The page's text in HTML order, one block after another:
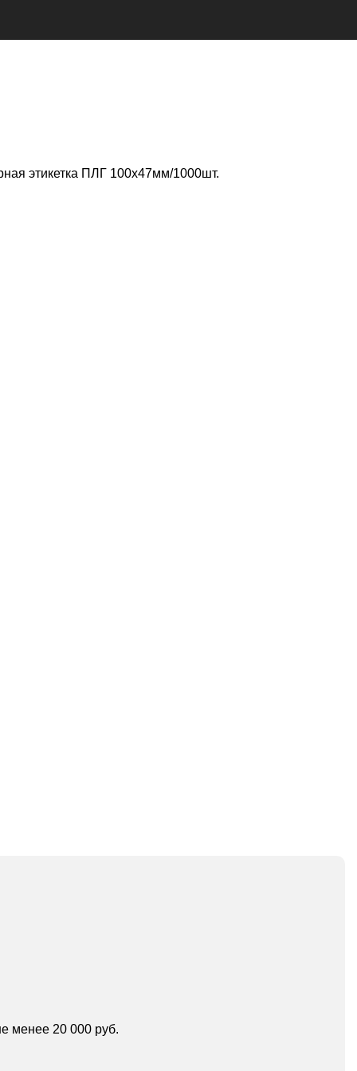
этикетка ПЛГ 100х47мм/1000шт.
менее 20 000 руб.